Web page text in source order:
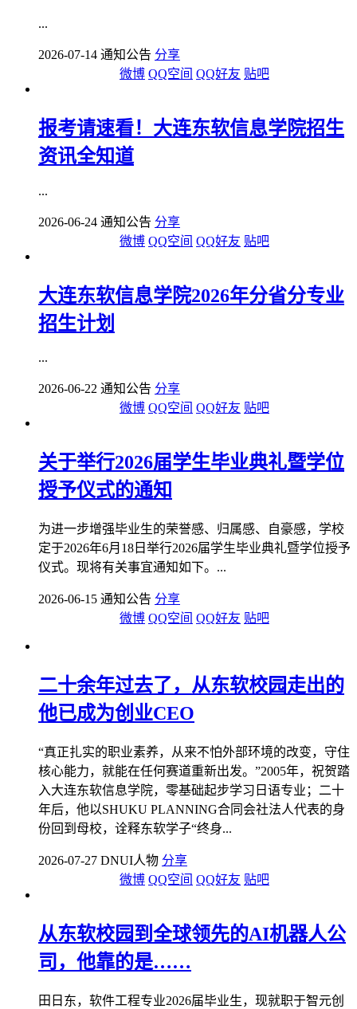
...
2026-07-14 通知公告 分享
微博 QQ空间 QQ好友 贴吧
报考请速看！大连东软信息学院招生
资讯全知道
...
2026-06-24 通知公告 分享
微博 QQ空间 QQ好友 贴吧
大连东软信息学院2026年分省分专业
招生计划
...
2026-06-22 通知公告 分享
微博 QQ空间 QQ好友 贴吧
关于举行2026届学生毕业典礼暨学位
授予仪式的通知
为进一步增强毕业生的荣誉感、归属感、自豪感，学校
定于2026年6月18日举行2026届学生毕业典礼暨学位授予
仪式。现将有关事宜通知如下。...
2026-06-15 通知公告 分享
微博 QQ空间 QQ好友 贴吧
二十余年过去了，从东软校园走出的
他已成为创业CEO
“真正扎实的职业素养，从来不怕外部环境的改变，守住
核心能力，就能在任何赛道重新出发。”2005年，祝贺踏
入大连东软信息学院，零基础起步学习日语专业；二十
年后，他以SHUKU PLANNING合同会社法人代表的身
份回到母校，诠释东软学子“终身...
2026-07-27 DNUI人物 分享
微博 QQ空间 QQ好友 贴吧
从东软校园到全球领先的AI机器人公
司，他靠的是……
田日东，软件工程专业2026届毕业生，现就职于智元创